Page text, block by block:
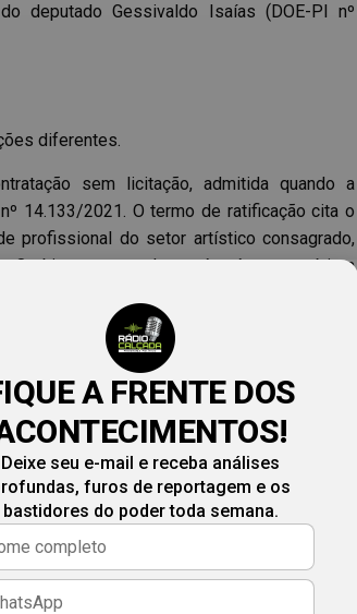
deputado Gessivaldo Isaías (DOE-PI nº
diferentes.
sem licitação, admitida quando a
14.133/2021. O termo de ratificação cita o
profissional do setor artístico consagrado,
O objeto contratado, porém, é o patrocínio a
esportiva. Um festival de xadrez não se
do setor artístico. O fundamento
tem amparo legal expresso. O art. 29,
a parceria decorre de recursos de emenda
dispensa, portanto, está prevista em lei. O
da capacidade técnica e operacional da
mesma lei nos arts. 33 e seguintes.
na mesma edição e dispensaram
A FRENTE DOS
Deixe seu e-mail e receba análises
furos de reportagem e os
bastidores do poder toda semana.